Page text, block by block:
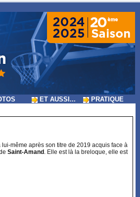
ET AUSSI... PRATIQUE
même après son titre de 2019 acquis face à
Saint-Amand . Elle est là la breloque, elle est